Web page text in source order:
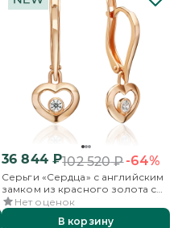
36 844₽102 520₽-64%
Серьги «Сердца» с английским
замком из красного золота с
фианитом
Нет оценок
В корзину